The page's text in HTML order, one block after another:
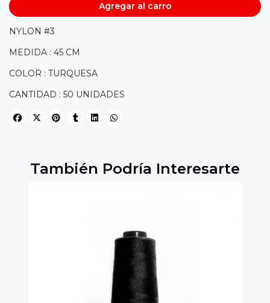
Agregar al carro
NYLON #3
MEDIDA : 45 CM
COLOR : TURQUESA
CANTIDAD : 50 UNIDADES
También Podría Interesarte